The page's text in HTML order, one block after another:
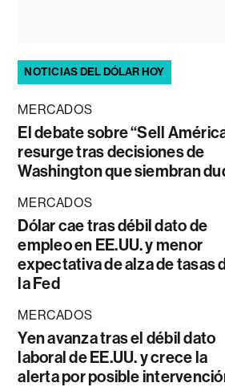
NOTICIAS DEL DÓLAR HOY
MERCADOS
El debate sobre “Sell
resurge tras decisiones de
Washington que siembran
MERCADOS
Dólar cae tras débil dato de
empleo en EE.UU. y menor
expectativa de alza de tasas
la Fed
MERCADOS
Yen avanza tras el débil dato
laboral de EE.UU. y crece la
alerta por posible